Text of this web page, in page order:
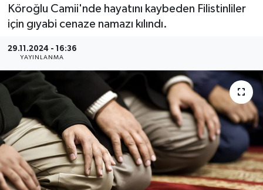
Köroğlu Camii'nde hayatını kaybeden Filistinliler
için gıyabi cenaze namazı kılındı.
29.11.2024 - 16:36
YAYINLANMA
Gazipaşa